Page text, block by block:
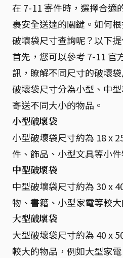
在 7-11 寄件時，選擇合適
裹安全送達的關鍵。如何
破壞袋尺寸查詢呢？以下
首先，您可以參考 7-11 官
訊，瞭解不同尺寸的破壞
破壞袋尺寸分為小型、中
寄送不同大小的物品。
小型破壞袋
小型破壞袋尺寸約為 18 x
件、飾品、小型文具等小件
中型破壞袋
中型破壞袋尺寸約為 30 x
物、書籍、小型家電等較大
大型破壞袋
大型破壞袋尺寸約為 40 x
較大的物品，例如大型家電